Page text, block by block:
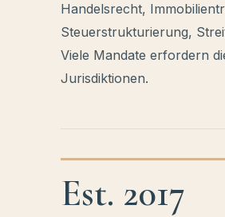
Handelsrecht,
Steuerstrukturierung,
Viele Mandate erfordern
Jurisdiktionen.
Est. 2017